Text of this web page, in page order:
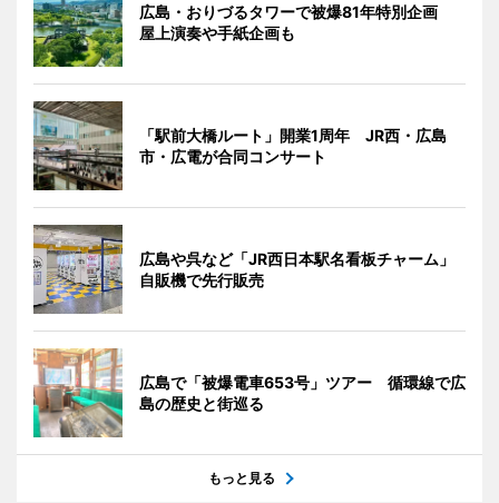
広島・おりづるタワーで被爆81年特別企画
屋上演奏や手紙企画も
「駅前大橋ルート」開業1周年 JR西・広島
市・広電が合同コンサート
広島や呉など「JR西日本駅名看板チャーム」
自販機で先行販売
広島で「被爆電車653号」ツアー 循環線で広
島の歴史と街巡る
もっと見る